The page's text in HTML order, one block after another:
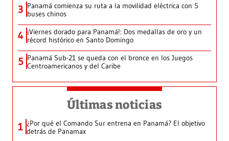
3 Panamá comienza su ruta a la movilidad eléctrica con 5
buses chinos
4 ¡Viernes dorado para Panamá!: Dos medallas de oro y un
récord histórico en Santo Domingo
5 Panamá Sub-21 se queda con el bronce en los Juegos
Centroamericanos y del Caribe
Últimas noticias
1 ¿Por qué el Comando Sur entrena en Panamá? El objetivo
detrás de Panamax